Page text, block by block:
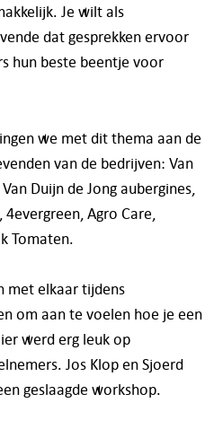
Je wilt als
dat gesprekken ervoor
hun beste beentje voor
we met dit thema aan de
van de bedrijven: Van
Duijn de Jong aubergines,
Agro Care,
Tomaten.
met elkaar tijdens
om aan te voelen hoe je een
werd erg leuk op
Jos Klop en Sjoerd
geslaagde workshop.